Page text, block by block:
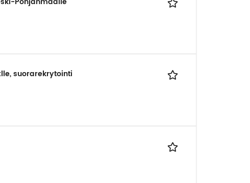
suorarekrytointi